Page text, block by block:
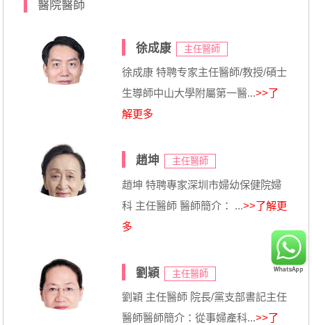
醫院醫師
徐成康 主任醫師
徐成康 特聘专家主任醫師/教授/碩士
生導師中山大學附屬第一醫...>>了
解更多
趙坤 主任醫師
趙坤 特聘專家深圳市婦幼保健院婦
科 主任醫師 醫師簡介： ...>>了解更
多
劉穎 主任醫師
劉穎 主任醫師 院長/黨支部書記主任
醫師醫師簡介：從事婦產科...>>了